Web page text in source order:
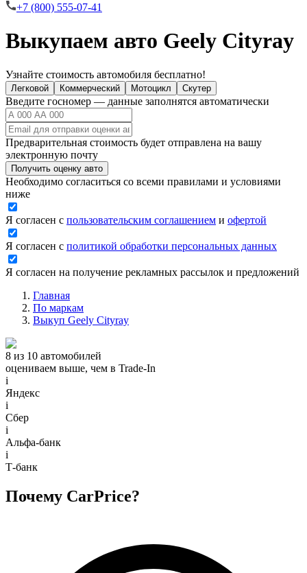
+7 (800) 555-07-41
Выкупаем авто Geely Cityray
Узнайте стоимость автомобиля бесплатно!
Легковой Коммерческий Мотоцикл Скутер
Введите госномер — данные заполнятся автоматически
Предварительная стоимость будет отправлена на вашу
электронную почту
Получить оценку авто
Необходимо согласиться со всеми правилами и условиями
ниже
Я согласен с пользовательским соглашением и офертой
Я согласен с политикой обработки персональных данных
Я согласен на получение рекламных рассылок и предложений
Главная
По маркам
Выкуп Geely Cityray
8 из 10 автомобилей
оцениваем выше, чем в Trade‑In
i
Яндекс
i
Сбер
i
Альфа-банк
i
Т-банк
Почему CarPrice?